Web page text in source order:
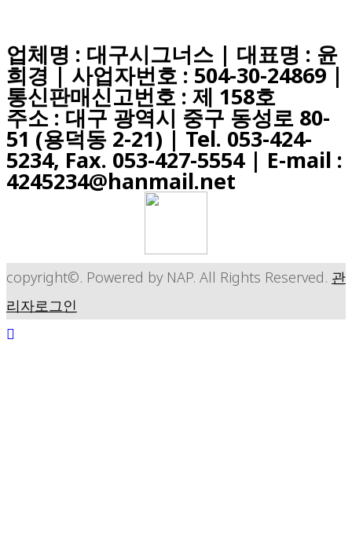
업체명 : 대구시그너스 | 대표명 : 윤
희경 | 사업자번호 : 504-30-24869 |
통신판매신고번호 : 제 158호
주소 : 대구 광역시 중구 동성로 80-
51 (용덕동 2-21) | Tel. 053-424-
5234, Fax. 053-427-5554| E-mail :
4245234@hanmail.net
copyright©. Powered by NAP. All Rights Reserved. 관
리자로그인